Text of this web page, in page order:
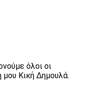
όλοι οι
Κική Δημουλά.